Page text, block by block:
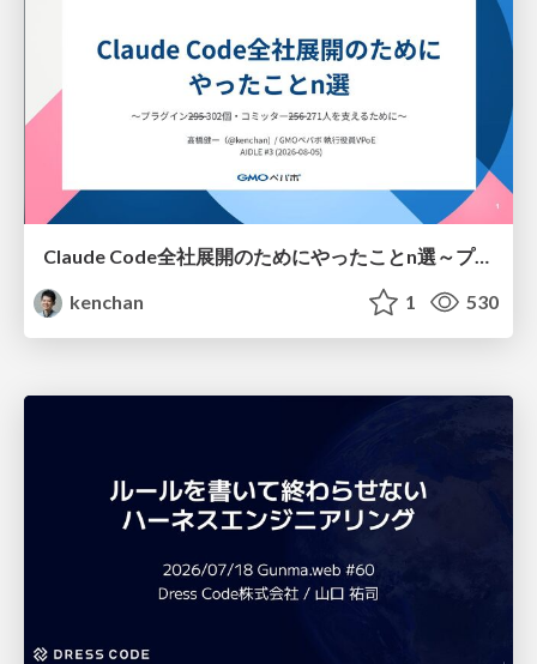
Claude Code全社展開のためにやったことn選～プラグイン302個・コミッター271人を支えるために～
kenchan
1 530